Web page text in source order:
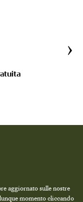
›
aggiornato sulle nostre
momento cliccando